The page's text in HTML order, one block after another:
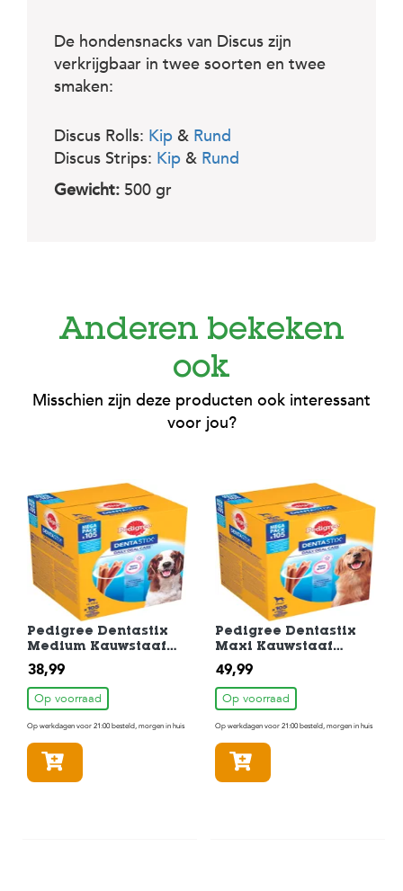
De hondensnacks van Discus zijn
verkrijgbaar in twee soorten en twee
smaken:
Discus Rolls: Kip & Rund
Discus Strips: Kip & Rund
Gewicht: 500 gr
Anderen bekeken
ook
Misschien zijn deze producten ook interessant
voor jou?
Pedigree Dentastix
Medium Kauwstaaf
Gebitsverzorgende
Hondensnack 105
Stuks
38,99
Op voorraad
Op werkdagen voor 21:00 besteld, morgen in huis
Pedigree Dentastix
Maxi Kauwstaaf
Gebitsverzorgende
Hondensnack 105
Stuks
49,99
Op voorraad
Op werkdagen voor 21:00 besteld, morgen in huis